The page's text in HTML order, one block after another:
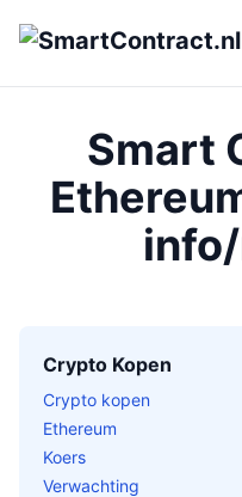
Smart
Crypto Kopen
Crypto kopen
Ethereum
Koers
Verwachting